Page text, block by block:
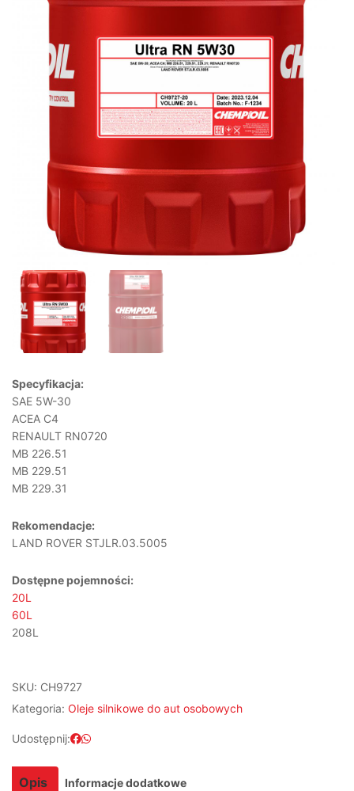
Specyfikacja:
SAE 5W-30
ACEA C4
RENAULT RN0720
MB 226.51
MB 229.51
MB 229.31
Rekomendacje:
LAND ROVER STJLR.03.5005
Dostępne pojemności:
20L
60L
208L
SKU: CH9727
Kategoria: Oleje silnikowe do aut osobowych
Udostępnij:
Opis Informacje dodatkowe